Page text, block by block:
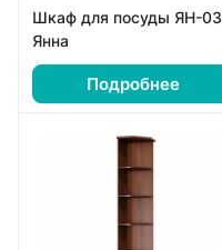
Шкаф для посуды ЯН-03
Янна
Подробнее